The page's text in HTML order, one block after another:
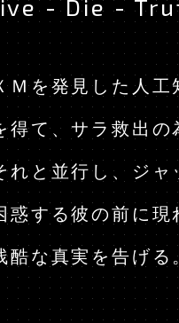
- Die -
Ｍを発見した人
得て、サラ救出
れと並行し、ジ
惑する彼の前に
酷な真実を告げる